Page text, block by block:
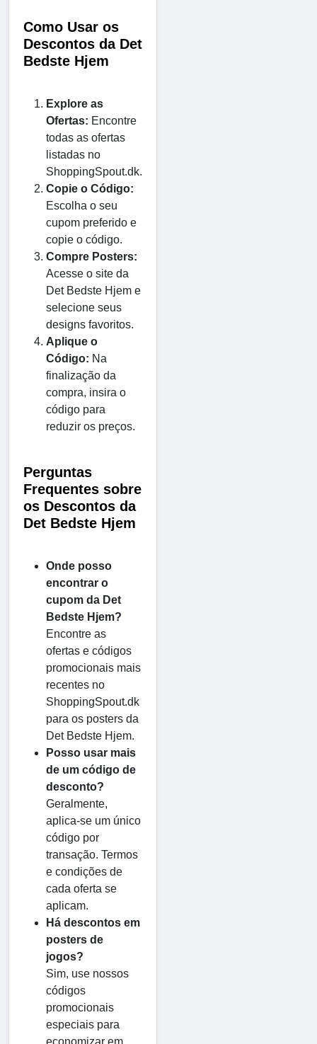
Como Usar os
Descontos da Det
Bedste Hjem
Explore as
Ofertas: Encontre
todas as ofertas
listadas no
ShoppingSpout.dk.
Copie o Código:
Escolha o seu
cupom preferido e
copie o código.
Compre Posters:
Acesse o site da
Det Bedste Hjem e
selecione seus
designs favoritos.
Aplique o
Código: Na
finalização da
compra, insira o
código para
reduzir os preços.
Perguntas
Frequentes sobre
os Descontos da
Det Bedste Hjem
Onde posso
encontrar o
cupom da Det
Bedste Hjem?
Encontre as
ofertas e códigos
promocionais mais
recentes no
ShoppingSpout.dk
para os posters da
Det Bedste Hjem.
Posso usar mais
de um código de
desconto?
Geralmente,
aplica-se um único
código por
transação. Termos
e condições de
cada oferta se
aplicam.
Há descontos em
posters de
jogos?
Sim, use nossos
códigos
promocionais
especiais para